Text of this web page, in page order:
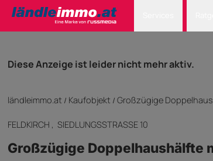
Diese Anzeige ist leider nicht mehr aktiv.
ländleimmo.at / Kaufobjekt / Großzügige
FELDKIRCH , SIEDLUNGSSTRASSE 10
Großzügige Doppelhaushälfte